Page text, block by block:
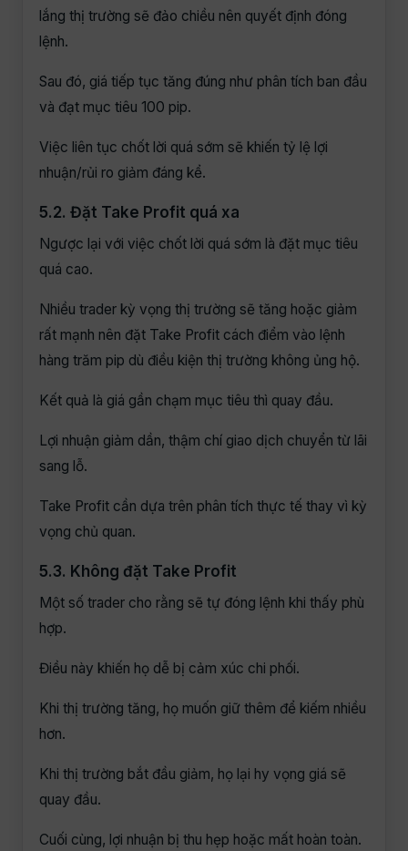
lắng thị trường sẽ đảo chiều nên quyết định đóng
lệnh.
Sau đó, giá tiếp tục tăng đúng như phân tích ban đầu
và đạt mục tiêu 100 pip.
Việc liên tục chốt lời quá sớm sẽ khiến tỷ lệ lợi
nhuận/rủi ro giảm đáng kể.
5.2. Đặt Take Profit quá xa
Ngược lại với việc chốt lời quá sớm là đặt mục tiêu
quá cao.
Nhiều trader kỳ vọng thị trường sẽ tăng hoặc giảm
rất mạnh nên đặt Take Profit cách điểm vào lệnh
hàng trăm pip dù điều kiện thị trường không ủng hộ.
Kết quả là giá gần chạm mục tiêu thì quay đầu.
Lợi nhuận giảm dần, thậm chí giao dịch chuyển từ lãi
sang lỗ.
Take Profit cần dựa trên phân tích thực tế thay vì kỳ
vọng chủ quan.
5.3. Không đặt Take Profit
Một số trader cho rằng sẽ tự đóng lệnh khi thấy phù
hợp.
Điều này khiến họ dễ bị cảm xúc chi phối.
Khi thị trường tăng, họ muốn giữ thêm để kiếm nhiều
hơn.
Khi thị trường bắt đầu giảm, họ lại hy vọng giá sẽ
quay đầu.
Cuối cùng, lợi nhuận bị thu hẹp hoặc mất hoàn toàn.